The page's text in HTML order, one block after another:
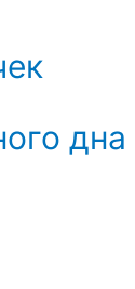
дна